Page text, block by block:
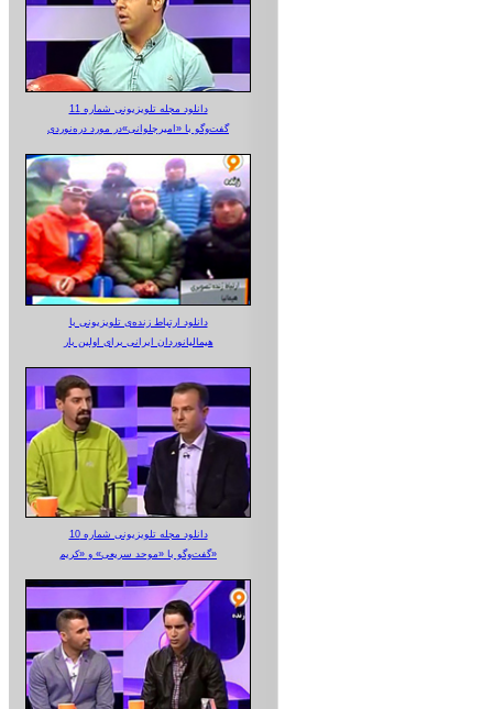
دانلود مجله تلویزیونی شماره 11
گفت‌وگو با «امیرجلوانی»در مورد دره‌نوردی
دانلود ارتباط زنده‌ی تلویزیونی‌ با
هیمالیانوردان ایرانی برای اولین بار
دانلود مجله تلویزیونی شماره 10
گفت‌وگو با «موحد سریعی» و «کریم»